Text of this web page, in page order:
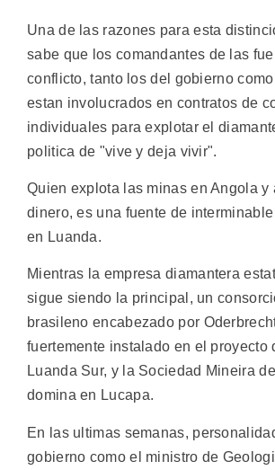
Una de las razones para esta
sabe que los comandantes de las
conflicto, tanto los del gobierno
estan involucrados en contratos de
individuales para explotar el
politica de "vive y deja vivir".
Quien explota las minas en Angola y
dinero, es una fuente de
en Luanda.
Mientras la empresa diamantera
sigue siendo la principal, un
brasileno encabezado por
fuertemente instalado en el proyecto
Luanda Sur, y la Sociedad Mineira
domina en Lucapa.
En las ultimas semanas,
gobierno como el ministro de